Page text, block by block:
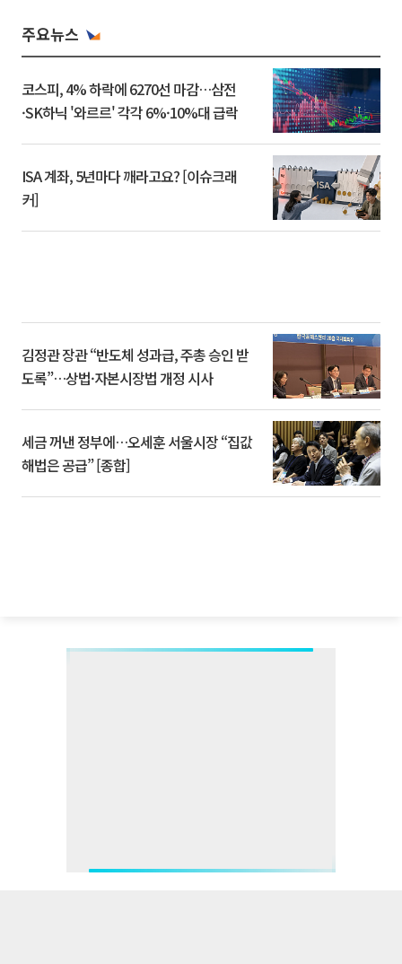
주요뉴스
코스피, 4% 하락에 6270선 마감…삼전
·SK하닉 '와르르' 각각 6%·10%대 급락
ISA 계좌, 5년마다 깨라고요? [이슈크래
커]
김정관 장관 “반도체 성과급, 주총 승인 받
도록”…상법·자본시장법 개정 시사
세금 꺼낸 정부에…오세훈 서울시장 “집값
해법은 공급” [종합]